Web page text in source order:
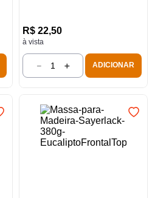
R$ 22,50
à vista
＋
－ ADICIONAR